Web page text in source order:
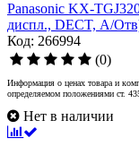
Panasonic KX-
диспл., DECT, А/
Код: 266994
(0)
Информация о ценах товара и
определяемом положениями ст.
Нет в наличии